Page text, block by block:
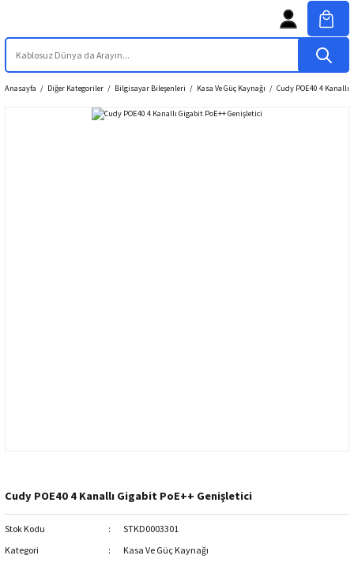
Anasayfa Diğer Kategoriler Bilgisayar Bileşenleri Kasa Ve Güç Kaynağı Cudy POE40 4 Kanallı
Cudy POE40 4 Kanallı Gigabit PoE++ Genişletici
Stok Kodu
STKD0003301
Kategori
Kasa Ve Güç Kaynağı